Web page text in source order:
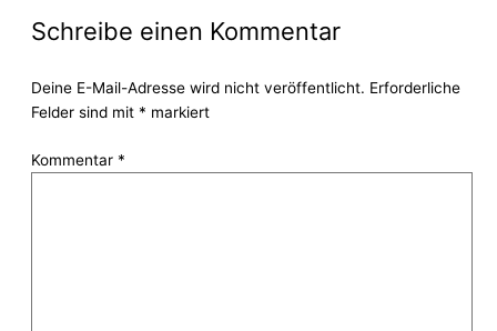
Schreibe einen Kommentar
Deine E-Mail-Adresse wird nicht veröffentlicht. Erforderliche
Felder sind mit * markiert
Kommentar *